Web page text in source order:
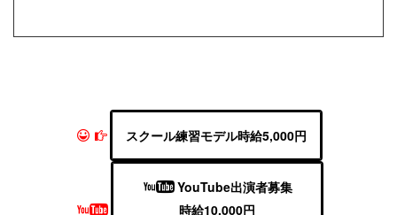
スクール練習モデル時給5,000円
YouTube出演者募集
時給10,000円